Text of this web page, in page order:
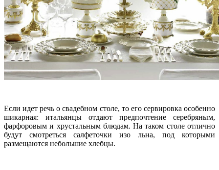
Если идет речь о свадебном столе, то его сервировка особенно
шикарная: итальянцы отдают предпочтение серебряным,
фарфоровым и хрустальным блюдам. На таком столе отлично
будут смотреться салфеточки изо льна, под которыми
размещаются небольшие хлебцы.